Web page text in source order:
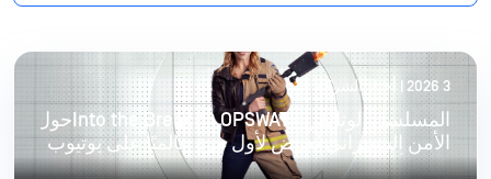
3 2026 | أخبار الشركة
المسلسل الوثائقي «Into the Breach» OPSWATحول
الأمن السيبراني يُعرض لأول مرة عالميًا على يوتيوب
في 8 أغسطس